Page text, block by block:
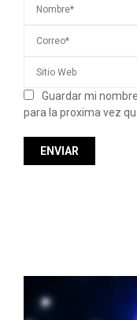
Guardar mi
para la proxima vez